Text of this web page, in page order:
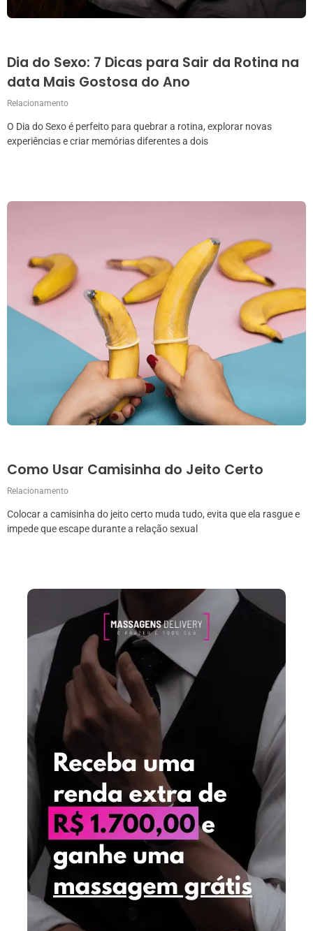
Dia do Sexo: 7 Dicas para Sair da Rotina na
data Mais Gostosa do Ano
Relacionamento
O Dia do Sexo é perfeito para quebrar a rotina, explorar novas
experiências e criar memórias diferentes a dois
Como Usar Camisinha do Jeito Certo
Relacionamento
Colocar a camisinha do jeito certo muda tudo, evita que ela rasgue e
impede que escape durante a relação sexual